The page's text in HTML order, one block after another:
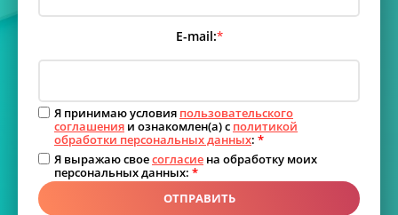
E-mail:*
Я принимаю условия пользовательского
соглашения и ознакомлен(а) с политикой
обработки персональных данных: *
Я выражаю своесогласие на обработку моих
персональных данных: *
ОТПРАВИТЬ